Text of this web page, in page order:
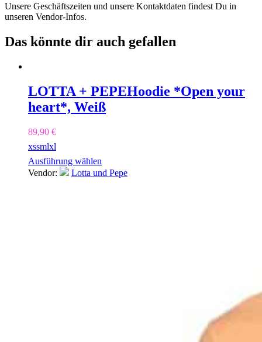
Unsere Geschäftszeiten und unsere Kontaktdaten findest Du in
unseren Vendor-Infos.
Das könnte dir auch gefallen
LOTTA + PEPEHoodie *Open your
heart*, Weiß
89,90 €
xssmlxl
Ausführung wählen
Vendor:
Lotta und Pepe